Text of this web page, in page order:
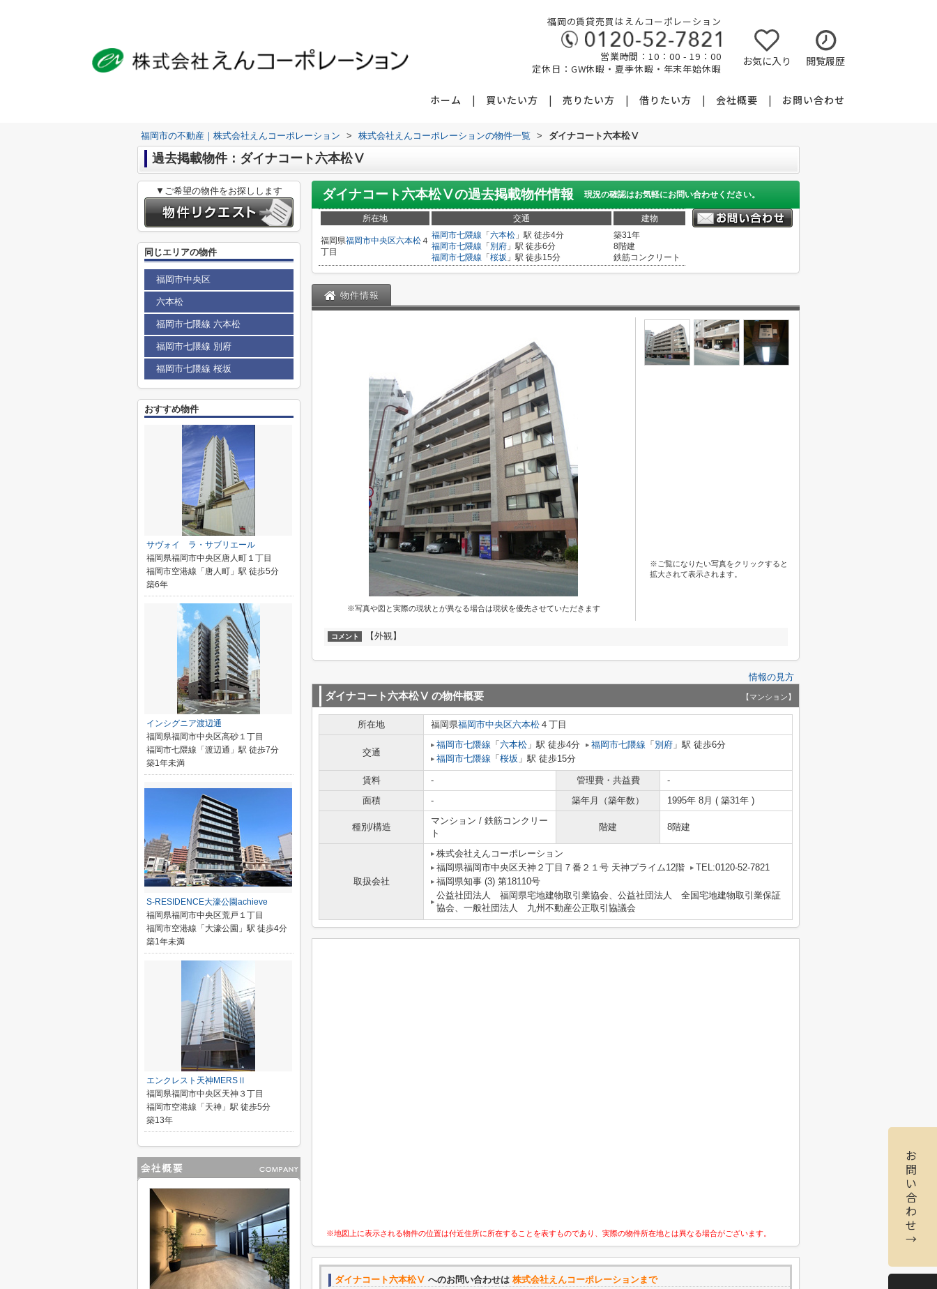
福岡の賃貸売買はえんコーポレーション
営業時間：10：00 - 19：00
定休日：GW休暇・夏季休暇・年末年始休暇
お気に入り 閲覧履歴
ホーム 買いたい方 売りたい方 借りたい方 会社概要 お問い合わせ
福岡市の不動産｜株式会社えんコーポレーション > 株式会社えんコーポレーションの物件一覧 > ダイナコート六本松Ⅴ
過去掲載物件：ダイナコート六本松Ⅴ
ダイナコート六本松Ⅴの過去掲載物件情報 現況の確認はお気軽にお問い合わせください。
所在地 交通 建物
福岡県福岡市中央区六本松４
丁目
福岡市七隈線 「六本松 」駅 徒歩4分
福岡市七隈線 「別府 」駅 徒歩6分
福岡市七隈線 「桜坂 」駅 徒歩15分
築31年
8階建
鉄筋コンクリート
物件情報
※写真や図と実際の現状とが異なる場合は現状を優先させていただきます
※ご覧になりたい写真をクリックすると
拡大されて表示されます。
コメント 【外観】
情報の見方
ダイナコート六本松Ⅴ の物件概要 【マンション】
所在地 福岡県福岡市中央区六本松 ４丁目
交通
福岡市七隈線 「 六本松 」駅 徒歩4分 福岡市七隈線 「 別府 」駅 徒歩6分
福岡市七隈線 「 桜坂 」駅 徒歩15分
賃料 - 管理費・共益費
-
面積
- 築年月（築年数） 1995年 8月 ( 築31年 )
種別/構造
マンション / 鉄筋コンクリー
ト
階建 8階建
取扱会社
株式会社えんコーポレーション
福岡県福岡市中央区天神２丁目７番２１号 天神プライム12階
TEL:0120-52-7821
福岡県知事 (3) 第18110号
公益社団法人 福岡県宅地建物取引業協会、公益社団法人 全国宅地建物取引業保証
協会、一般社団法人 九州不動産公正取引協議会
※地図上に表示される物件の位置は付近住所に所在することを表すものであり、実際の物件所在地とは異なる場合がございます。
ダイナコート六本松Ⅴ へのお問い合わせは 株式会社えんコーポレーションまで
▼ご希望の物件をお探しします
同じエリアの物件
福岡市中央区
六本松
福岡市七隈線 六本松
福岡市七隈線 別府
福岡市七隈線 桜坂
おすすめ物件
サヴォイ ラ・サブリエール
福岡県福岡市中央区唐人町１丁目
福岡市空港線「唐人町」駅 徒歩5分
築6年
インシグニア渡辺通
福岡県福岡市中央区高砂１丁目
福岡市七隈線「渡辺通」駅 徒歩7分
築1年未満
S-RESIDENCE大濠公園achieve
福岡県福岡市中央区荒戸１丁目
福岡市空港線「大濠公園」駅 徒歩4分
築1年未満
エンクレスト天神MERSⅡ
福岡県福岡市中央区天神３丁目
福岡市空港線「天神」駅 徒歩5分
築13年
お
問
い
合
わ
せ
→